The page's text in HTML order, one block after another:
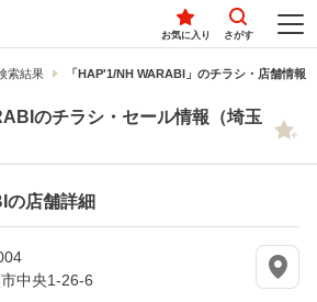
お気に入り さがす
索結果 「HAP'1/NH WARABI」のチラシ・店舗情報
のチラシ・セール情報（埼玉
店舗詳細
中央1-26-6